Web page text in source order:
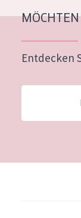
Alter: 35 to 55
Entdecken